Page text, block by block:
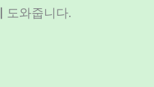
도와줍니다.